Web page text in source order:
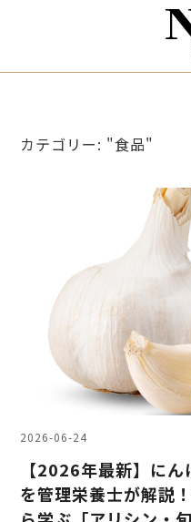
カテゴリー: "食品"
2026-06-24
【2026年最新】に
を管理栄養士が解説